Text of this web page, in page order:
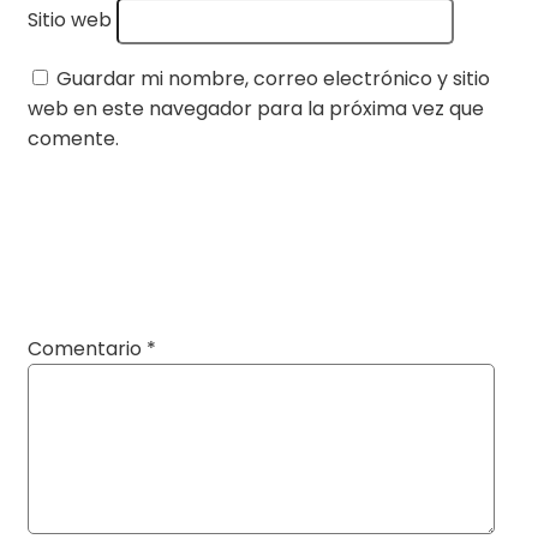
Sitio web
Guardar mi nombre, correo electrónico y sitio
web en este navegador para la próxima vez que
comente.
Comentario *